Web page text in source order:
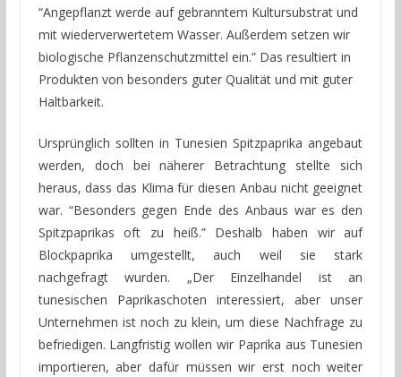
“Angepflanzt werde auf gebranntem Kultursubstrat und
mit wiederverwertetem Wasser. Außerdem setzen wir
biologische Pflanzenschutzmittel ein.” Das resultiert in
Produkten von besonders guter Qualität und mit guter
Haltbarkeit.
Ursprünglich sollten in Tunesien Spitzpaprika angebaut
werden, doch bei näherer Betrachtung stellte sich
heraus, dass das Klima für diesen Anbau nicht geeignet
war. “Besonders gegen Ende des Anbaus war es den
Spitzpaprikas oft zu heiß.” Deshalb haben wir auf
Blockpaprika umgestellt, auch weil sie stark
nachgefragt wurden. „Der Einzelhandel ist an
tunesischen Paprikaschoten interessiert, aber unser
Unternehmen ist noch zu klein, um diese Nachfrage zu
befriedigen. Langfristig wollen wir Paprika aus Tunesien
importieren, aber dafür müssen wir erst noch weiter